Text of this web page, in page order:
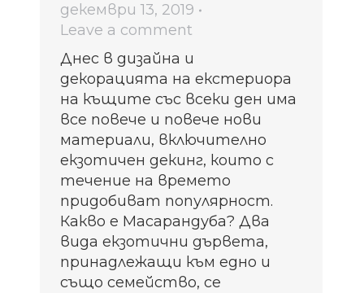
декември 13, 2019
Leave a comment
Днес в дизайна и
декорацията на екстериора
на къщите със всеки ден има
все повече и повече нови
материали, включително
екзотичен декинг, които с
течение на времето
придобиват популярност.
Какво е Масарандуба? Два
вида екзотични дървета,
принадлежащи към едно и
също семейство, се